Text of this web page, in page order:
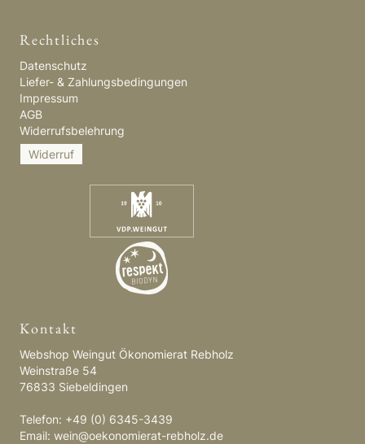
Rechtliches
Datenschutz
Liefer- & Zahlungsbedingungen
Impressum
AGB
Widerrufsbelehrung
Widerruf
Kontakt
Webshop Weingut Ökonomierat Rebholz
Weinstraße 54
76833 Siebeldingen
Telefon: +49 (0) 6345-3439
Email: wein@oekonomierat-rebholz.de